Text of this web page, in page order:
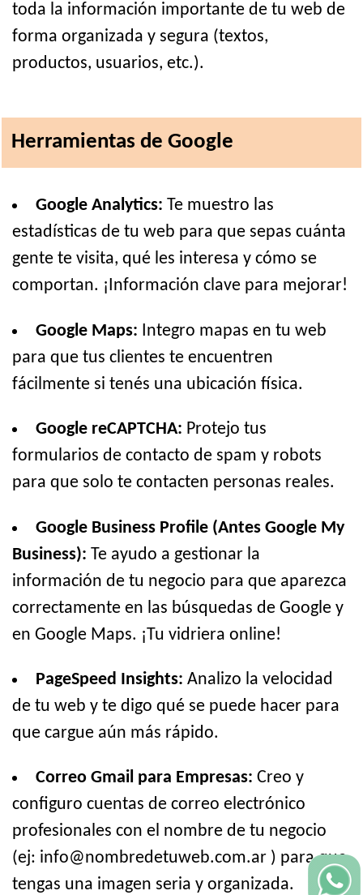
toda la información importante de tu web de
forma organizada y segura (textos,
productos, usuarios, etc.).
Herramientas de Google
Google Analytics: Te muestro las
estadísticas de tu web para que sepas cuánta
gente te visita, qué les interesa y cómo se
comportan. ¡Información clave para mejorar!
Google Maps: Integro mapas en tu web
para que tus clientes te encuentren
fácilmente si tenés una ubicación física.
Google reCAPTCHA: Protejo tus
formularios de contacto de spam y robots
para que solo te contacten personas reales.
Google Business Profile (Antes Google My
Business): Te ayudo a gestionar la
información de tu negocio para que aparezca
correctamente en las búsquedas de Google y
en Google Maps. ¡Tu vidriera online!
PageSpeed Insights: Analizo la velocidad
de tu web y te digo qué se puede hacer para
que cargue aún más rápido.
Correo Gmail para Empresas: Creo y
configuro cuentas de correo electrónico
profesionales con el nombre de tu negocio
(ej: info@nombredetuweb.com.ar ) para que
tengas una imagen seria y organizada.